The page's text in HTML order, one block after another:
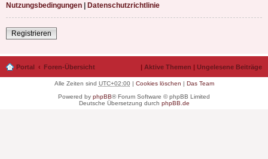
Nutzungsbedingungen | Datenschutzrichtlinie
Registrieren
Portal Foren-Übersicht | Aktive Themen | Ungelesene Beiträge
Alle Zeiten sind UTC+02:00| Cookies löschen | Das Team
Powered by phpBB® Forum Software © phpBB Limited
Deutsche Übersetzung durch phpBB.de